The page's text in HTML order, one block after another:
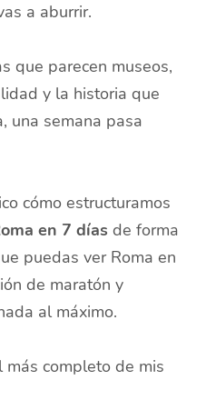
a aburrir.
que parecen museos,
y la historia que
una semana pasa
cómo estructuramos
en 7 días de forma
puedas ver Roma en
de maratón y
al máximo.
más completo de mis